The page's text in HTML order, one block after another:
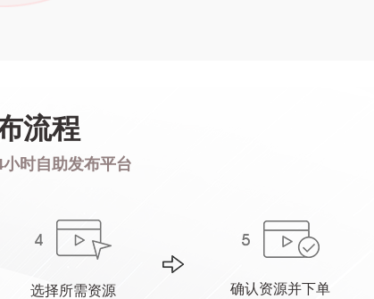
流程
时自助发布平台
选择所需资源 确认资源并下单